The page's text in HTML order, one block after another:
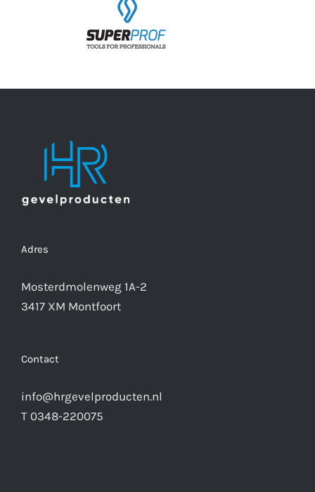
Adres
Mosterdmolenweg 1A-2
3417 XM Montfoort
Contact
info@hrgevelproducten.nl
T 0348-220075